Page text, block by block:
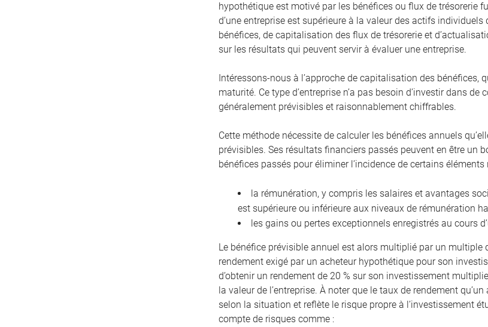
hypothétique est motivé par les bénéfices ou flux de trésorerie
d’une entreprise est supérieure à la valeur des actifs
bénéfices, de capitalisation des flux de trésorerie et
sur les résultats qui peuvent servir à évaluer une entreprise.
Intéressons-nous à l’approche de capitalisation des bénéfices,
maturité. Ce type d’entreprise n’a pas besoin d’investir dans
généralement prévisibles et raisonnablement chiffrables.
Cette méthode nécessite de calculer les bénéfices annuels
prévisibles. Ses résultats financiers passés peuvent en être un
bénéfices passés pour éliminer l’incidence de certains
la rémunération, y compris les salaires et avantages
est supérieure ou inférieure aux niveaux de rémunération
les gains ou pertes exceptionnels enregistrés au cours
Le bénéfice prévisible annuel est alors multiplié par un
rendement exigé par un acheteur hypothétique pour son
d’obtenir un rendement de 20 % sur son investissement
la valeur de l’entreprise. À noter que le taux de rendement
selon la situation et reflète le risque propre à l’investissement
compte de risques comme :